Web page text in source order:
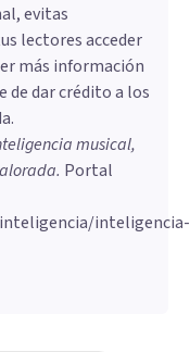
evitas
lectores acceder
más información
de dar crédito a los
musical,
. Portal
inteligencia-